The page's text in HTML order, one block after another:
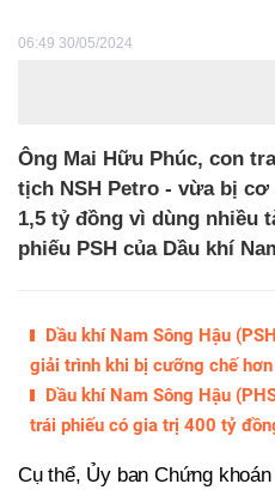
06:49 30/05/2024
Ông Mai Hữu Phúc, con
tịch NSH Petro - vừa bị
1,5 tỷ đồng vì dùng nhiều
phiếu PSH của Dầu khí
Dầu khí Nam Sông Hậu
giải trình khi bị cưỡng chế
Dầu khí Nam Sông Hậu
trái phiếu có gia trị 400 tỷ
Cụ thể, Ủy ban Chứng